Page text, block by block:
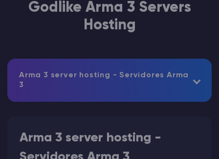
Godlike Arma 3 Servers
Hosting
Arma 3 server hosting - Servidores Arma
3
Arma 3 server hosting -